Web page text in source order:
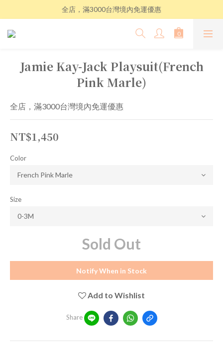
全店，滿3000台灣境內免運優惠
Jamie Kay-Jack Playsuit(French
Pink Marle)
全店，滿3000台灣境內免運優惠
NT$1,450
Color
Size
Sold Out
Notify When in Stock
Add to Wishlist
Share